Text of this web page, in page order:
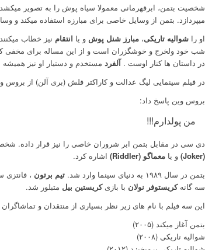
شخصیت بتمن، ابرقهرمانی معمولا سیاه پوش را به تصویر
میپردازد. بتمن از وسایل خاصی برای مبارزه استفاده میکند و
او را شوالیه تاریکی، مبارز شنل پوش و یا انتقام نیز خطاب
شب خود ولخرج و خوشگزران است و از این مساله برای مخفی
در داستان ها کنار اوست .آلفرد مستخدم و دستیار او نیز
در فیلم سینمایی لیگ عدالت و کاراکتر فلش (بری آلن) از
بروس وین پاسخ داد:
من پولدارم!!!
دی سی در مقابل بتمن ابر شروران خاصی را نیز قرار داده.
(Joker)
و یا معماگو (Riddler)
اشاره کرد.
بتمن در سال ۱۹۸۹ به دنیای سینما وارد شد.
تیم برتون ، فانتزی
سه گانهکریستوفر نولان با بازی کریستین بیل متبلور شد.
این سه فیلم با نام های زیر نظر بسیاری از منتقدان و
بتمن آغاز میکند (۲۰۰۵)
شوالیه تاریکی (۲۰۰۸)